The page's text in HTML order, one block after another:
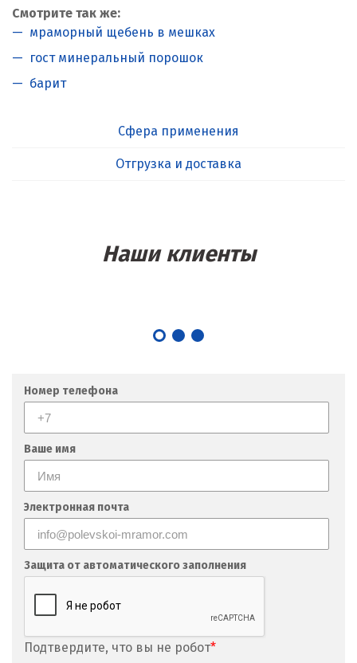
Смотрите так же:
мраморный щебень в мешках
гост минеральный порошок
барит
Сфера применения
Отгрузка и доставка
Наши клиенты
Номер телефона
Ваше имя
Электронная почта
Защита от автоматического заполнения
Подтвердите, что вы не робот*